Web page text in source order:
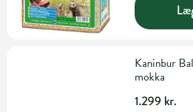
Kaninbur
mokka
1.299 kr.